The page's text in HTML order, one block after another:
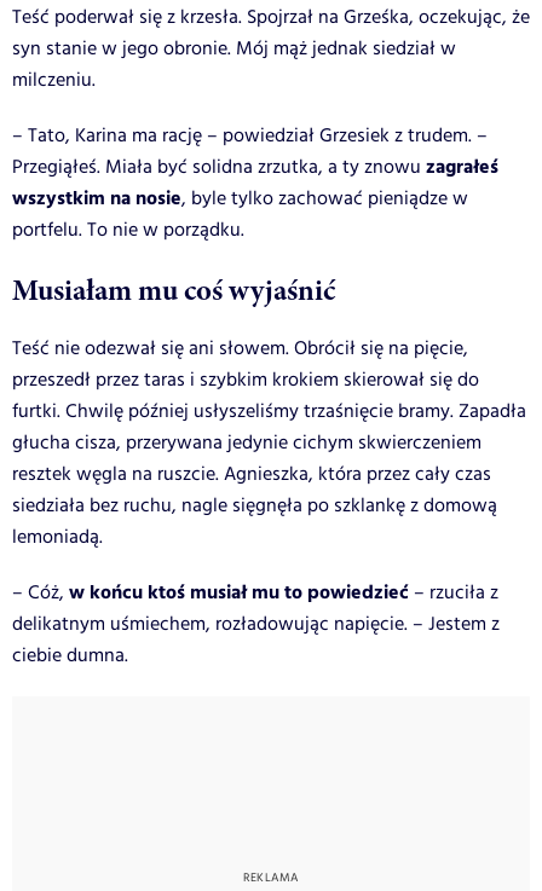
Teść poderwał się z krzesła. Spojrzał na Grześka, oczekując, że
syn stanie w jego obronie. Mój mąż jednak siedział w
milczeniu.
– Tato, Karina ma rację – powiedział Grzesiek z trudem. –
Przegiąłeś. Miała być solidna zrzutka, a ty znowu zagrałeś
wszystkim na nosie, byle tylko zachować pieniądze w
portfelu. To nie w porządku.
Musiałam mu coś wyjaśnić
Teść nie odezwał się ani słowem. Obrócił się na pięcie,
przeszedł przez taras i szybkim krokiem skierował się do
furtki. Chwilę później usłyszeliśmy trzaśnięcie bramy. Zapadła
głucha cisza, przerywana jedynie cichym skwierczeniem
resztek węgla na ruszcie. Agnieszka, która przez cały czas
siedziała bez ruchu, nagle sięgnęła po szklankę z domową
lemoniadą.
– Cóż, w końcu ktoś musiał mu to powiedzieć – rzuciła z
delikatnym uśmiechem, rozładowując napięcie. – Jestem z
ciebie dumna.